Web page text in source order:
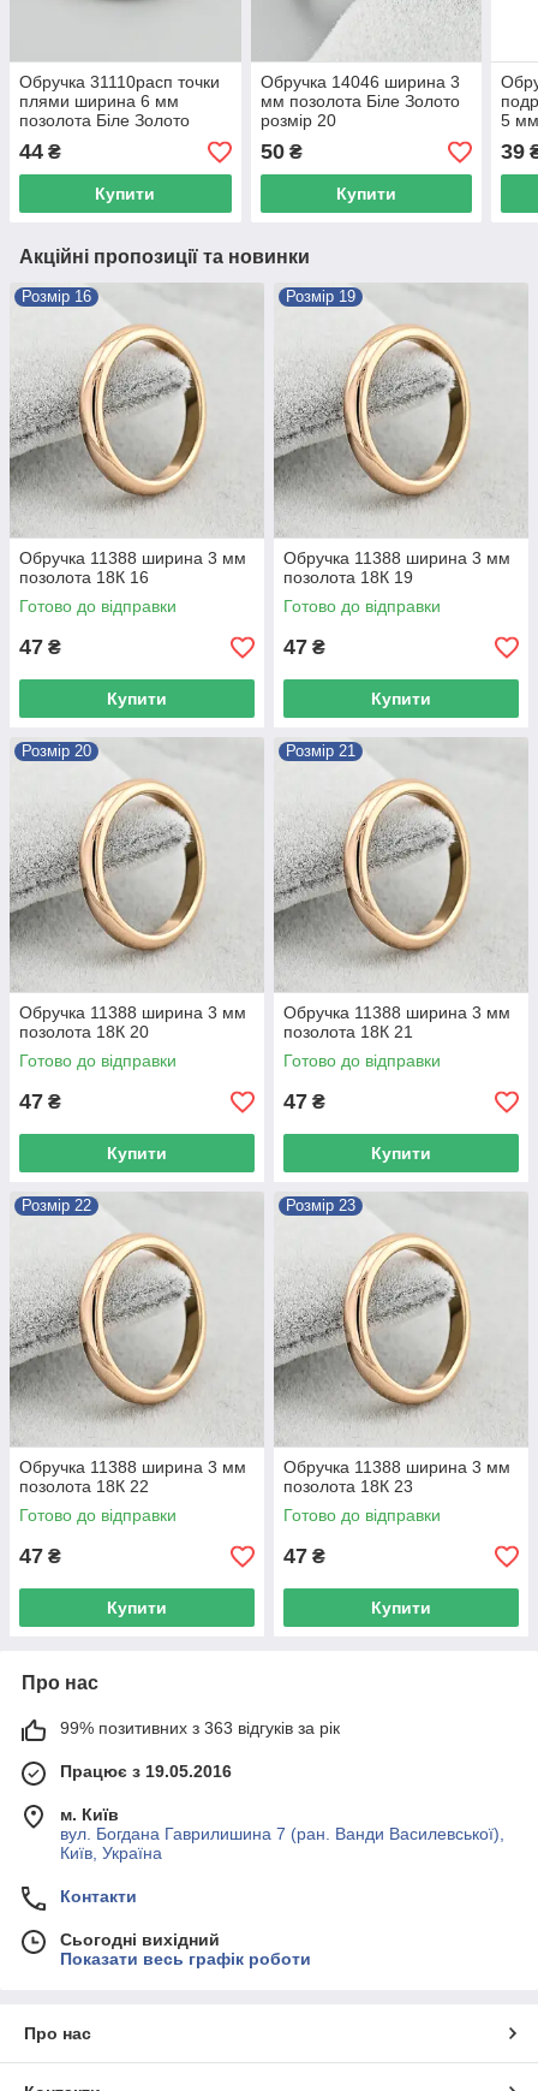
Обручка 31110расп точки
плями ширина 6 мм
позолота Біле Золото
розмір 17
44 ₴
Купити
Обручка 14046 ширина 3
мм позолота Біле Золото
розмір 20
50₴
Купити
5 мм
39
Акційні пропозиції та новинки
Розмір 16
Обручка 11388 ширина 3 мм
позолота 18К 16
Готово до відправки
47 ₴
Купити
Розмір 19
Обручка 11388 ширина 3 мм
позолота 18К 19
Готово до відправки
47 ₴
Купити
Розмір 20
Обручка 11388 ширина 3 мм
позолота 18К 20
Готово до відправки
47 ₴
Купити
Розмір 21
Обручка 11388 ширина 3 мм
позолота 18К 21
Готово до відправки
47 ₴
Купити
Розмір 22
Обручка 11388 ширина 3 мм
позолота 18К 22
Готово до відправки
47 ₴
Купити
Розмір 23
Обручка 11388 ширина 3 мм
позолота 18К 23
Готово до відправки
47 ₴
Купити
Про нас
99% позитивних з 363 відгуків за рік
Працює з 19.05.2016
м. Київ
вул. Богдана Гаврилишина 7 (ран. Ванди Василевської),
Київ, Україна
Контакти
Сьогодні вихідний
Показати весь графік роботи
Про нас